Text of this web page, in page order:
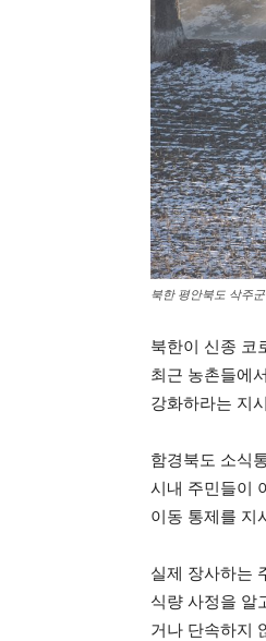
북한 평안북도 삭주
북한이 신종 코
최근 농촌들에
강화하라는 지
함경북도 소식
시내 주민들이
이동 통제를 지
실제 장사하는
식량 사정을 알
거나 단속하지